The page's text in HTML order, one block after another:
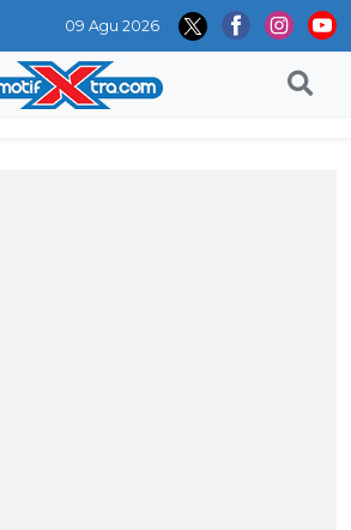
09 Agu 2026